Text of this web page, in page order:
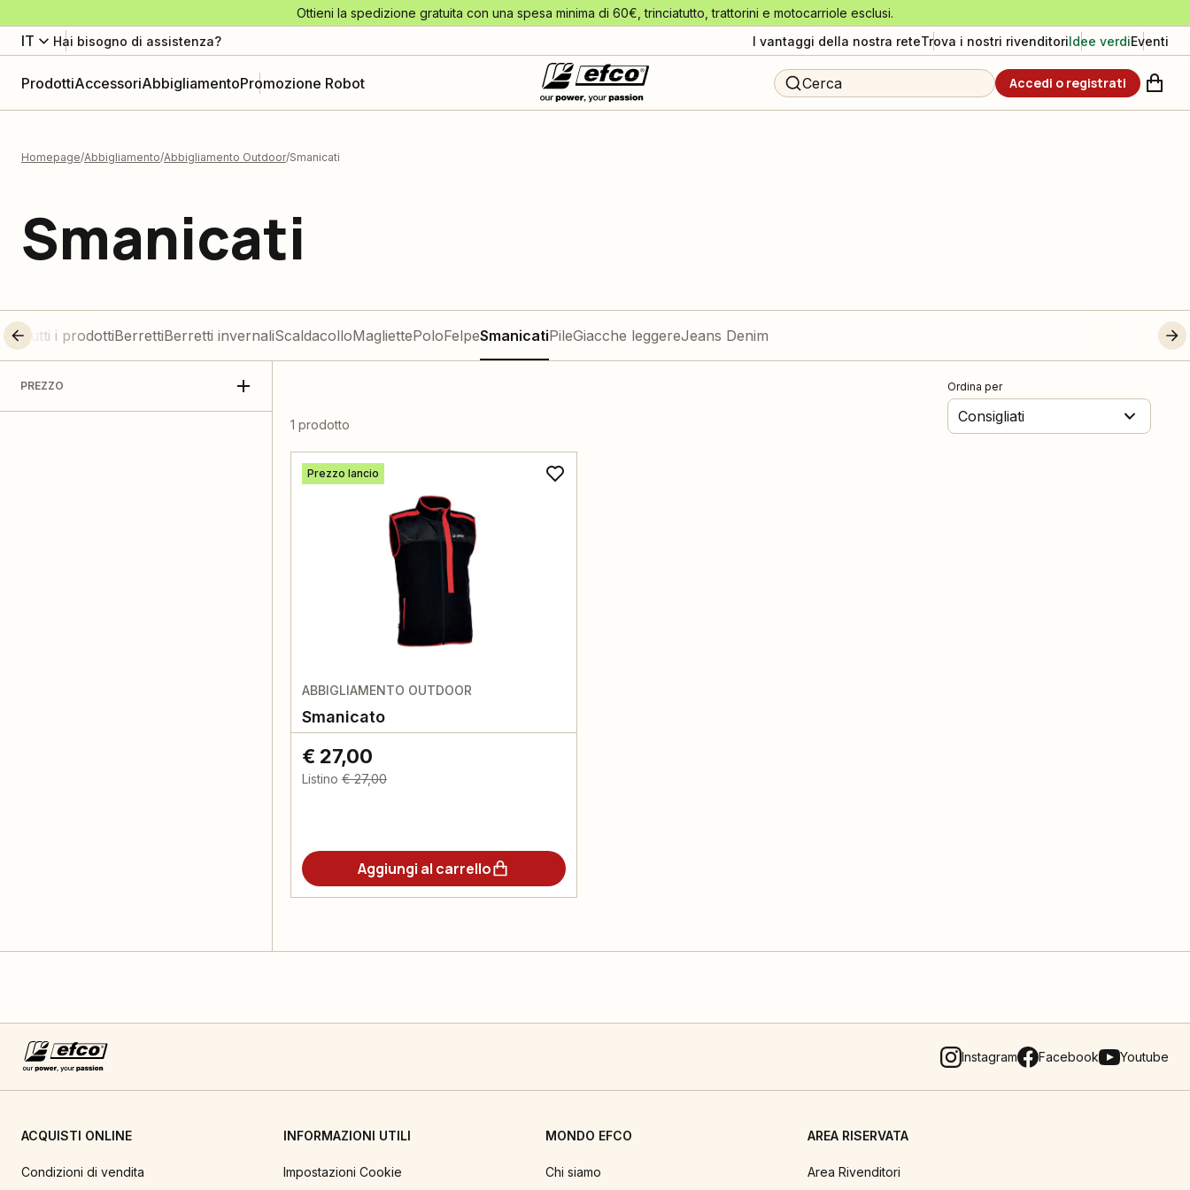
Ottieni la spedizione gratuita con una spesa minima di 60€, trinciatutto, trattorini e motocarriole esclusi.
IT Hai bisogno di assistenza? I vantaggi della nostra reteTrova i nostri rivenditoriIdee verdiEventi
ProdottiAccessoriAbbigliamentoPromozione Robot Cerca Accedi o registrati
Homepage Abbigliamento Abbigliamento Outdoor Smanicati
Smanicati
Tutti i prodottiBerrettiBerretti invernaliScaldacolloMagliettePoloFelpeSmanicatiPileGiacche leggereJeans Denim
PREZZO
1 prodotto
Ordina per
Consigliati
Prezzo lancio
ABBIGLIAMENTO OUTDOOR
Smanicato
€ 27,00
Listino € 27,00
Aggiungi al carrello
Instagram Facebook Youtube
ACQUISTI ONLINE
Condizioni di vendita
INFORMAZIONI UTILI
Impostazioni Cookie
MONDO EFCO
Chi siamo
AREA RISERVATA
Area Rivenditori